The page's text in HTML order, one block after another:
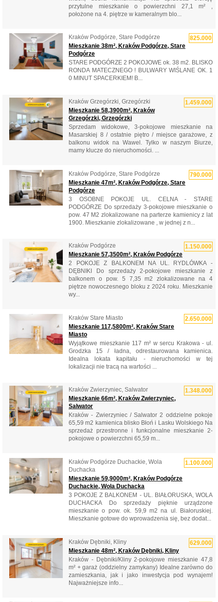
przytulne mieszkanie o powierzchni 27,1 m² ,
położone na 4. piętrze w kameralnym blo...
825.000
Kraków Podgórze, Stare Podgórze
Mieszkanie 38m², Kraków Podgórze, Stare
Podgórze
STARE PODGÓRZE 2 POKOJOWE ok. 38 m2. BLISKO
RONDA MATECZNEGO ! BULWARY WIŚLANE OK. 1
0 MINUT SPACERKIEM! B...
1.459.000
Kraków Grzegórzki, Grzegórzki
Mieszkanie 58,3900m², Kraków
Grzegórzki, Grzegórzki
Sprzedam widokowe, 3-pokojowe mieszkanie na
Masarskiej 8 / ostatnie piętro / miejsce garażowe, z
balkonu widok na Wawel. Tylko w naszym Biurze,
mamy klucze do nieruchomości. ...
790.000
Kraków Podgórze, Stare Podgórze
Mieszkanie 47m², Kraków Podgórze, Stare
Podgórze
3 OSOBNE POKOJE UL. CELNA - STARE
PODGÓRZE Do sprzedaży 3-pokojowe mieszkanie o
pow. 47 M2 zlokalizowane na parterze kamienicy z lat
1900. Mieszkanie zlokalizowane , w jednej z n...
1.150.000
Kraków Podgórze
Mieszkanie 57,3500m², Kraków Podgórze
2 POKOJE Z BALKONEM NA UL. RYDLÓWKA -
DĘBNIKI Do sprzedaży 2-pokojowe mieszkanie z
balkonem o pow. 5 7,35 m2 zlokalizowane na 4
piętrze nowoczesnego bloku z 2024 roku. Mieszkanie
wy...
2.650.000
Kraków Stare Miasto
Mieszkanie 117,5800m², Kraków Stare
Miasto
Wyjątkowe mieszkanie 117 m² w sercu Krakowa - ul.
Grodzka 15 / ładna, odrestaurowana kamienica.
Idealna lokata kapitału - nieruchomości w tej
lokalizacji nie tracą na wartości ...
1.348.000
Kraków Zwierzyniec, Salwator
Mieszkanie 66m², Kraków Zwierzyniec,
Salwator
Kraków - Zwierzyniec / Salwator 2 oddzielne pokoje
65,59 m2 kamienica blisko Błoń i Lasku Wolskiego Na
sprzedaż przestronne i funkcjonalne mieszkanie 2-
pokojowe o powierzchni 65,59 m...
1.100.000
Kraków Podgórze Duchackie, Wola
Duchacka
Mieszkanie 59,9000m², Kraków Podgórze
Duchackie, Wola Duchacka
3 POKOJE Z BALKONEM - UL. BIAŁORUSKA, WOLA
DUCHACKA Do sprzedaży pięknie urządzone
mieszkanie o pow. ok. 59,9 m2 na ul. Białoruskiej.
Mieszkanie gotowe do wprowadzenia się, bez dodat...
629.000
Kraków Dębniki, Kliny
Mieszkanie 48m², Kraków Dębniki, Kliny
Kraków - Dębniki/Kliny 2-pokojowe mieszkanie 47,8
m² + garaż (oddzielny zamykany) Idealne zarówno do
zamieszkania, jak i jako inwestycja pod wynajem!
Najważniejsze info...